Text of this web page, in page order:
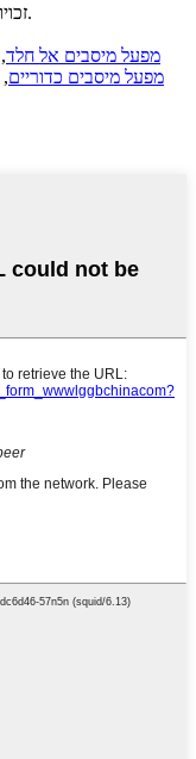
© זכויות יוצרים - 2010-2022 : כל הזכויות שמורות.
מפעל מיסבים אל חלד,
מפעל מיסבים כדוריים,